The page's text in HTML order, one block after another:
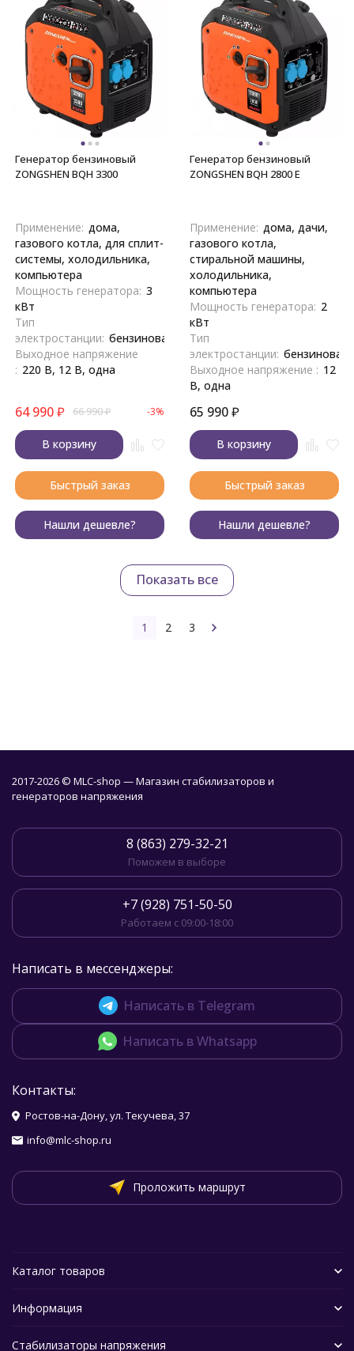
Генератор бензиновый
ZONGSHEN BQH 3300
Применение: дома,
газового котла, для сплит-
системы, холодильника,
компьютера
Мощность генератора: 3
кВт
Тип
электростанции: бензиновая
Выходное напряжение
: 220 В, 12 В, одна
64 990₽ 66 990₽ -3%
В корзину
Быстрый заказ
Нашли дешевле?
Генератор бензиновый
ZONGSHEN BQH 2800 E
Применение: дома, дачи,
газового котла,
стиральной машины,
холодильника,
компьютера
Мощность генератора: 2
кВт
Тип
электростанции: бензиновая
Выходное напряжение : 12
В, одна
65 990₽
В корзину
Быстрый заказ
Нашли дешевле?
Показать все
1 2 3
2017-2026 © MLC-shop — Магазин стабилизаторов и
генераторов напряжения
8 (863) 279-32-21
Поможем в выборе
+7 (928) 751-50-50
Работаем с 09:00-18:00
Написать в мессенджеры:
Написать в Telegram
Написать в Whatsapp
Контакты:
Ростов-на-Дону, ул. Текучева, 37
info@mlc-shop.ru
Проложить маршрут
Каталог товаров
Информация
Стабилизаторы напряжения